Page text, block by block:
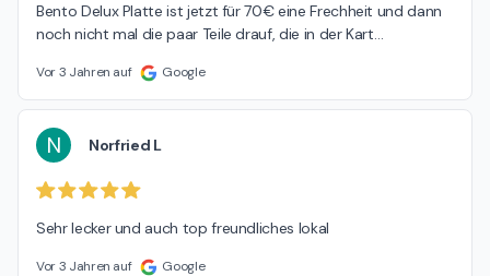
Bento Delux Platte ist jetzt für 70€ eine Frechheit und dann
noch nicht mal die paar Teile drauf, die in der Kart…
Vor 3 Jahren auf Google
N Norfried L
Sehr lecker und auch top freundliches lokal
Vor 3 Jahren auf Google